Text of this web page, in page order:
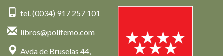
tel. (0034) 917 257 101
libros@polifemo.com
Avda de Bruselas 44,